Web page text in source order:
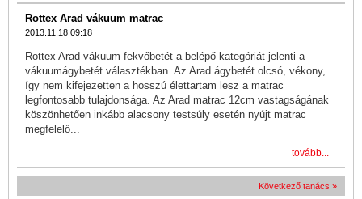
Rottex Arad vákuum matrac
2013.11.18 09:18
Rottex Arad vákuum fekvőbetét a belépő kategóriát jelenti a
vákuumágybetét választékban. Az Arad ágybetét olcsó, vékony,
így nem kifejezetten a hosszú élettartam lesz a matrac
legfontosabb tulajdonsága. Az Arad matrac 12cm vastagságának
köszönhetően inkább alacsony testsúly esetén nyújt matrac
megfelelő...
tovább...
Következő tanács »